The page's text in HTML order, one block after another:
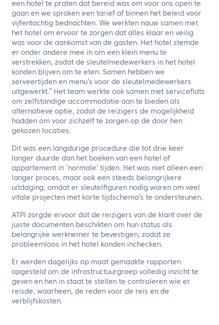
een hotel te praten dat bereid was om voor ons open te
gaan en we spraken een tarief af binnen het beleid voor
vijfentachtig bednachten. We werkten nauw samen met
het hotel om ervoor te zorgen dat alles klaar en veilig
was voor de aankomst van de gasten. Het hotel stemde
er onder andere mee in om een klein menu te
verstrekken, zodat de sleutelmedewerkers in het hotel
konden blijven om te eten. Samen hebben we
serveertijden en menu’s voor de sleutelmedewerkers
uitgewerkt.” Het team werkte ook samen met serviceflats
om zelfstandige accommodatie aan te bieden als
alternatieve optie, zodat de reizigers de mogelijkheid
hadden om voor zichzelf te zorgen op de door hen
gekozen locaties.
Dit was een langdurige procedure die tot drie keer
langer duurde dan het boeken van een hotel of
appartement in ‘normale’ tijden. Het was niet alleen een
langer proces, maar ook een steeds belangrijkere
uitdaging, omdat er sleutelfiguren nodig waren om veel
vitale projecten met korte tijdschema’s te ondersteunen.
ATPI zorgde ervoor dat de reizigers van de klant over de
juiste documenten beschikten om hun status als
belangrijke werknemer te bevestigen, zodat ze
probleemloos in het hotel konden inchecken.
Er werden dagelijks op maat gemaakte rapporten
opgesteld om de infrastructuurgroep volledig inzicht te
geven en hen in staat te stellen te controleren wie er
reisde, waarheen, de reden voor de reis en de
verblijfskosten.